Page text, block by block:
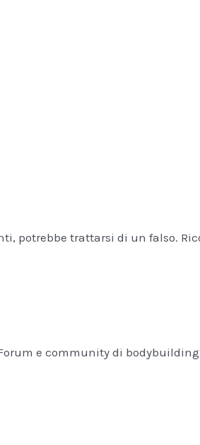
potrebbe trattarsi di un falso.
e community di bodybuilding